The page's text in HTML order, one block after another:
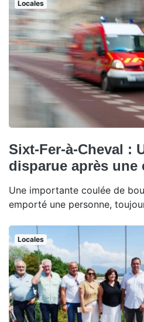
Locales
Sixt-Fer-à-Cheval :
disparue après une
Une importante coulée de
emporté une personne,
Locales